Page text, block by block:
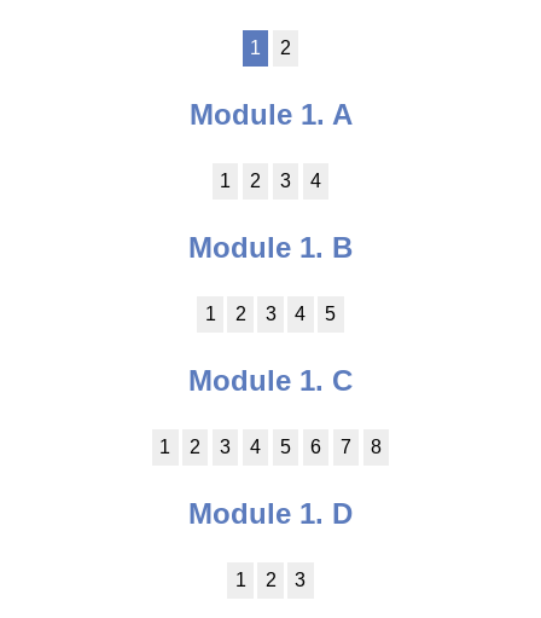
1 2
Module 1. A
1 2 3 4
Module 1. B
1 2 3 4 5
Module 1. C
1 2 3 4 5 6 7 8
Module 1. D
1 2 3